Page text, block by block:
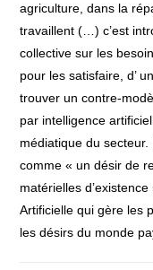
agriculture, dans la
travaillent (…) c’est
collective sur les
pour les satisfaire, d’
trouver un contre-
par intelligence
médiatique du secteur.
comme « un désir de
matérielles
Artificielle qui gère les
les désirs du monde